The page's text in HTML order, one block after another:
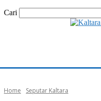
Cari
Home Seputar Kaltara